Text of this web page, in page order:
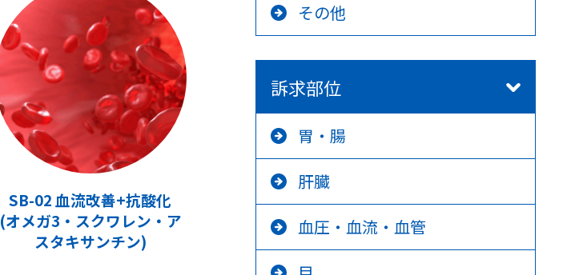
SB-02 血流改善+抗酸化
(オメガ3・スクワレン・ア
スタキサンチン)
その他
訴求部位
胃・腸
肝臓
血圧・血流・血管